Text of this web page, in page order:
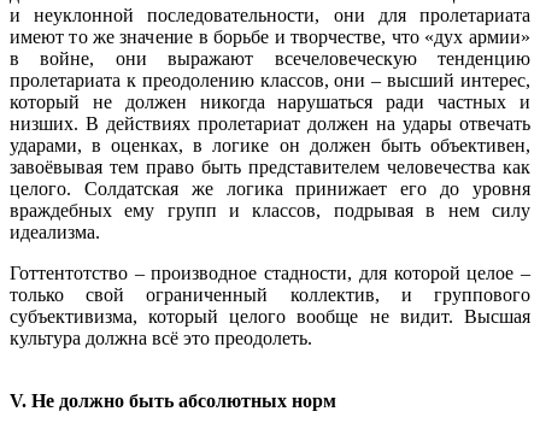
и неуклонной последовательности, они для пролетариата
имеют то же значение в борьбе и творчестве, что «дух армии»
в войне, они выражают всечеловеческую тенденцию
пролетариата к преодолению классов, они – высший интерес,
который не должен никогда нарушаться ради частных и
низших. В действиях пролетариат должен на удары отвечать
ударами, в оценках, в логике он должен быть объективен,
завоёвывая тем право быть представителем человечества как
целого. Солдатская же логика принижает его до уровня
враждебных ему групп и классов, подрывая в нем силу
идеализма.
Готтентотство – производное стадности, для которой целое –
только свой ограниченный коллектив, и группового
субъективизма, который целого вообще не видит. Высшая
культура должна всё это преодолеть.
V. Не должно быть абсолютных норм